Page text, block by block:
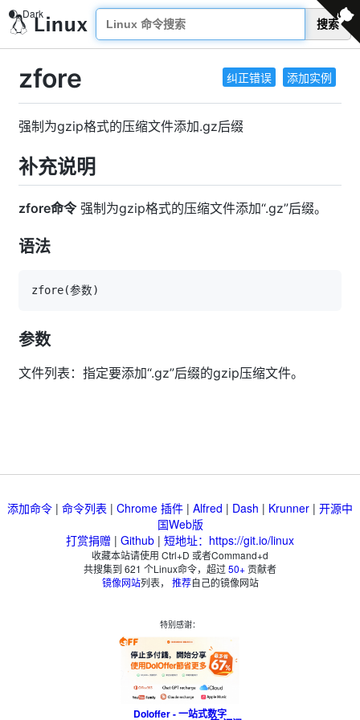
搜索
纠正错误 添加实例
zfore
强制为gzip格式的压缩文件添加.gz后缀
补充说明
zfore命令强制为gzip格式的压缩文件添加“.gz”后缀。
语法
zfore(参数)
参数
文件列表：指定要添加“.gz”后缀的gzip压缩文件。
添加命令 | 命令列表 | Chrome 插件 | Alfred | Dash | Krunner | 开源中
国Web版
打赏捐赠 | Github | 短地址：https://git.io/linux
收藏本站请使用 Ctrl+D 或者Command+d
共搜集到 621 个Linux命令，超过50+贡献者
镜像网站列表， 推荐自己的镜像网站
特别感谢：
Doloffer - 一站式数字